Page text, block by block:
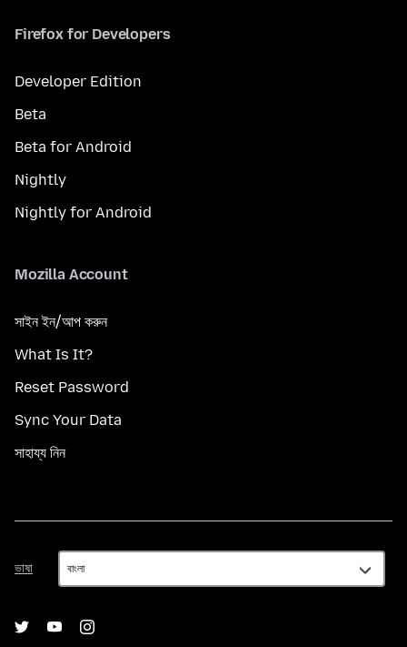
Firefox for Developers
Developer Edition
Beta
Beta for Android
Nightly
Nightly for Android
Mozilla Account
সাইন ইন/আপ করুন
What Is It?
Reset Password
Sync Your Data
সাহায্য নিন
ভাষা
ভাষা